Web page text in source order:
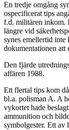
En tredje omgång
ospecificerat tips
f.d. militären inkom.
längre vid
synes emellertid inte
dokumentationen att
Den fjärde
affären 1988.
Ett flertal tips kom
bl.a. polisman A. A
vykortet hade
ammunition och
symbolgester. Ett av